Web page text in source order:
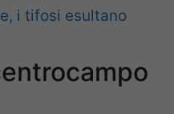
i tifosi esultano